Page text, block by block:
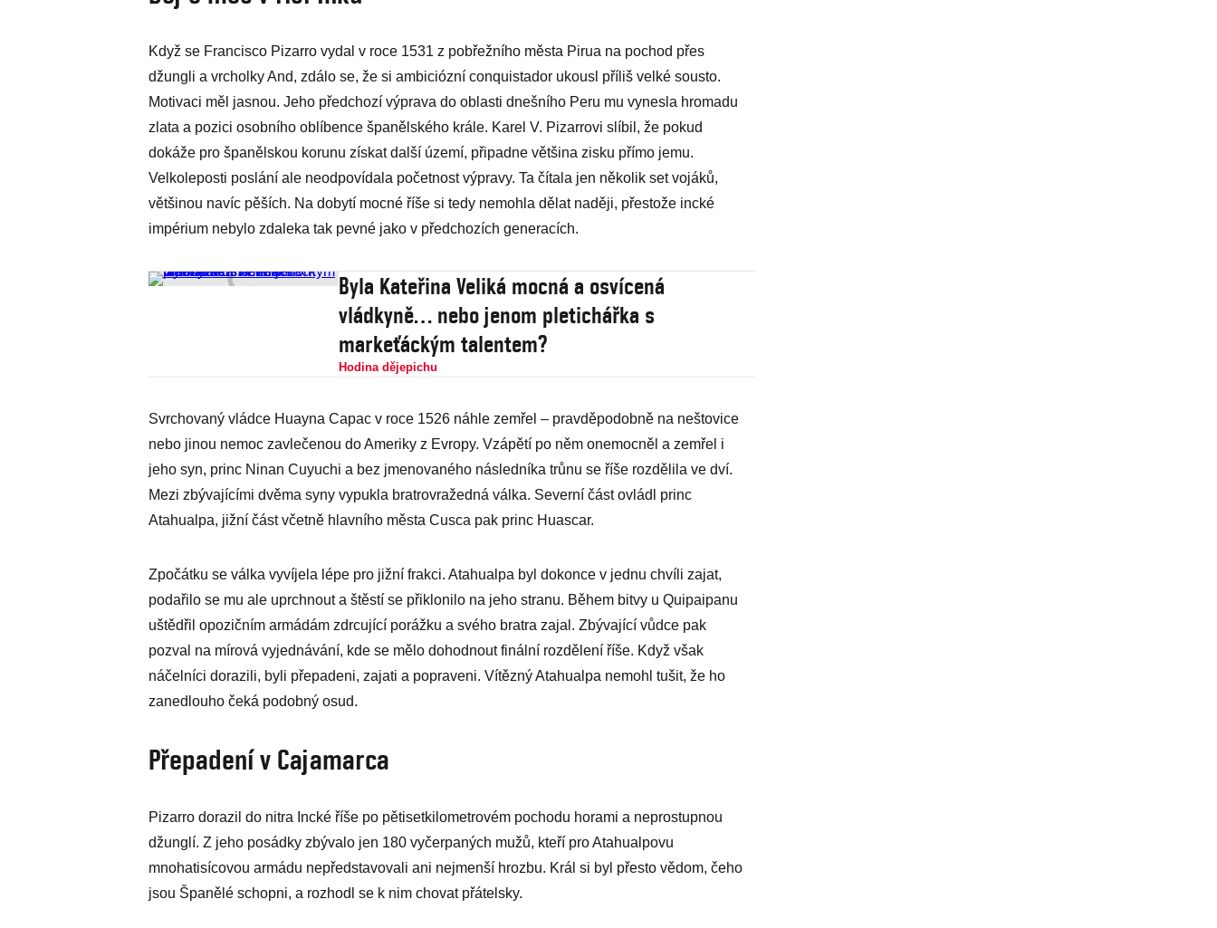
Když se Francisco Pizarro vydal v roce 1531 z pobřežního města Pirua na pochod přes
džungli a vrcholky And, zdálo se, že si ambiciózní conquistador ukousl příliš velké sousto.
Motivaci měl jasnou. Jeho předchozí výprava do oblasti dnešního Peru mu vynesla hromadu
zlata a pozici osobního oblíbence španělského krále. Karel V. Pizarrovi slíbil, že pokud
dokáže pro španělskou korunu získat další území, připadne většina zisku přímo jemu.
Velkoleposti poslání ale neodpovídala početnost výpravy. Ta čítala jen několik set vojáků,
většinou navíc pěších. Na dobytí mocné říše si tedy nemohla dělat naději, přestože incké
impérium nebylo zdaleka tak pevné jako v předchozích generacích.
Byla Kateřina Veliká mocná a osvícená
vládkyně… nebo jenom pletichářka s
markeťáckým talentem?
Hodina dějepichu
Svrchovaný vládce Huayna Capac v roce 1526 náhle zemřel – pravděpodobně na neštovice
nebo jinou nemoc zavlečenou do Ameriky z Evropy. Vzápětí po něm onemocněl a zemřel i
jeho syn, princ Ninan Cuyuchi a bez jmenovaného následníka trůnu se říše rozdělila ve dví.
Mezi zbývajícími dvěma syny vypukla bratrovražedná válka. Severní část ovládl princ
Atahualpa, jižní část včetně hlavního města Cusca pak princ Huascar.
Zpočátku se válka vyvíjela lépe pro jižní frakci. Atahualpa byl dokonce v jednu chvíli zajat,
podařilo se mu ale uprchnout a štěstí se přiklonilo na jeho stranu. Během bitvy u Quipaipanu
uštědřil opozičním armádám zdrcující porážku a svého bratra zajal. Zbývající vůdce pak
pozval na mírová vyjednávání, kde se mělo dohodnout finální rozdělení říše. Když však
náčelníci dorazili, byli přepadeni, zajati a popraveni. Vítězný Atahualpa nemohl tušit, že ho
zanedlouho čeká podobný osud.
Přepadení v Cajamarca
Pizarro dorazil do nitra Incké říše po pětisetkilometrovém pochodu horami a neprostupnou
džunglí. Z jeho posádky zbývalo jen 180 vyčerpaných mužů, kteří pro Atahualpovu
mnohatisícovou armádu nepředstavovali ani nejmenší hrozbu. Král si byl přesto vědom, čeho
jsou Španělé schopni, a rozhodl se k nim chovat přátelsky.